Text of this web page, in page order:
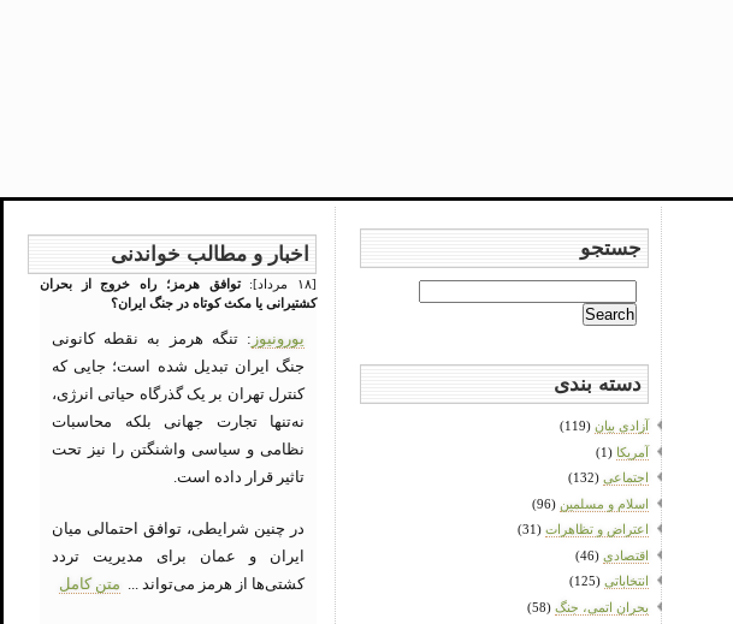
اخبار و مطالب خواندنی
[۱۸ مرداد]:
توافق هرمز؛ راه خروج از بحران
کشتیرانی یا مکث کوتاه در جنگ ایران؟
یورونیوز : تنگه هرمز به نقطه کانونی
جنگ ایران تبدیل شده است؛ جایی که
کنترل تهران بر یک گذرگاه حیاتی انرژی،
نه‌تنها تجارت جهانی بلکه محاسبات
نظامی و سیاسی واشنگتن را نیز تحت
تاثیر قرار داده است.
در چنین شرایطی، توافق احتمالی میان
ایران و عمان برای مدیریت تردد
کشتی‌ها از هرمز می‌تواند ... متن کامل
جستجو
for:
دسته بندی
آزادی بیان (119)
آمریکا (1)
اجتماعی (132)
اسلام و مسلمین (96)
اعتراض و تظاهرات (31)
اقتصادی (46)
انتخاباتی (125)
بحران اتمی، جنگ (58)